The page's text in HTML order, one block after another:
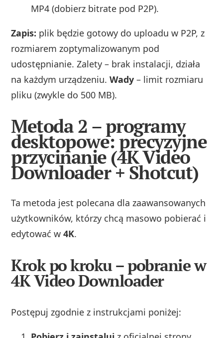
MP4 (dobierz bitrate pod P2P).
Zapis: plik będzie gotowy do uploadu w P2P, z
rozmiarem zoptymalizowanym pod
udostępnianie. Zalety – brak instalacji, działa
na każdym urządzeniu.Wady – limit rozmiaru
pliku (zwykle do 500 MB).
Metoda 2 – programy
desktopowe: precyzyjne
przycinanie (4K Video
Downloader + Shotcut)
Ta metoda jest polecana dla zaawansowanych
użytkowników, którzy chcą masowo pobierać i
edytować w4K.
Krok po kroku – pobranie w
4K Video Downloader
Postępuj zgodnie z instrukcjami poniżej: